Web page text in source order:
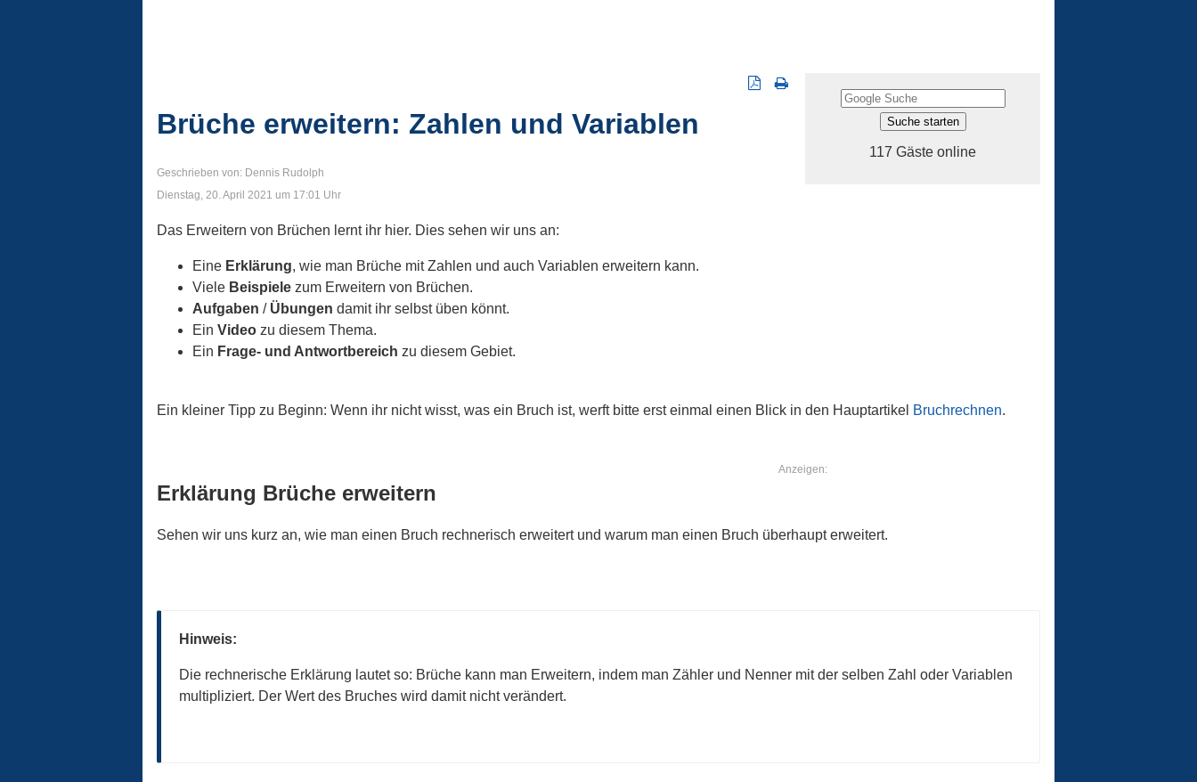
117 Gäste online
Brüche erweitern: Zahlen und Variablen
Geschrieben von: Dennis Rudolph
Dienstag, 20. April 2021 um 17:01 Uhr
Das Erweitern von Brüchen lernt ihr hier. Dies sehen wir uns an:
Eine Erklärung, wie man Brüche mit Zahlen und auch Variablen erweitern kann.
Viele Beispiele zum Erweitern von Brüchen.
Aufgaben / Übungen damit ihr selbst üben könnt.
Ein Video zu diesem Thema.
Ein Frage- und Antwortbereich zu diesem Gebiet.
Ein kleiner Tipp zu Beginn: Wenn ihr nicht wisst, was ein Bruch ist, werft bitte erst einmal einen Blick in den Hauptartikel Bruchrechnen.
Anzeigen:
Erklärung Brüche erweitern
Sehen wir uns kurz an, wie man einen Bruch rechnerisch erweitert und warum man einen Bruch überhaupt erweitert.
Hinweis:
Die rechnerische Erklärung lautet so: Brüche kann man Erweitern, indem man Zähler und Nenner mit der selben Zahl oder Variablen
multipliziert. Der Wert des Bruches wird damit nicht verändert.